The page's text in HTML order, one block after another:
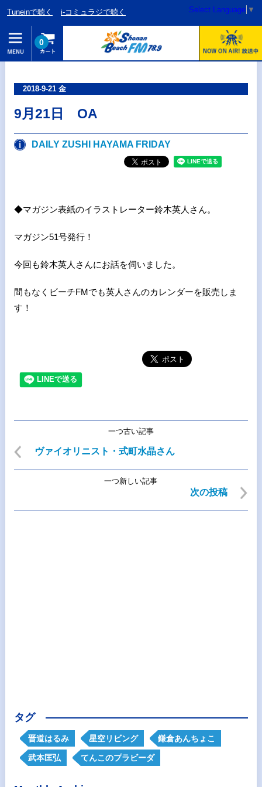
Tuneinで聴く i-コミュラジで聴く Select Language ▼
0
2018-9-21 金
9月21日 OA
DAILY ZUSHI HAYAMA FRIDAY
◆マガジン表紙のイラストレーター鈴木英人さん。
マガジン51号発行！
今回も鈴木英人さんにお話を伺いました。
間もなくビーチFMでも英人さんのカレンダーを販売しま
す！
一つ古い記事
ヴァイオリニスト・式町水晶さん
一つ新しい記事
次の投稿
タグ
晋道はるみ 星空リビング 鎌倉あんちょこ
武本匡弘 てんこのプラビーダ